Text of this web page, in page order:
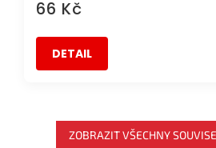
66 Kč
DETAIL
ZOBRAZIT VŠECHNY